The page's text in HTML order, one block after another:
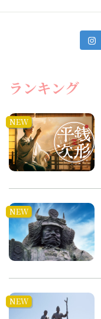
ランキング
NEW
NEW
NEW